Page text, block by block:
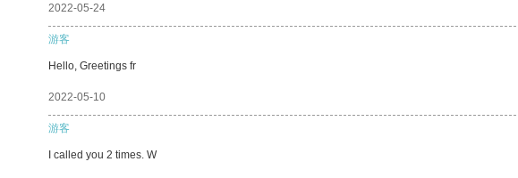
2022-05-24
游客
Hello, Greetings fr
2022-05-10
游客
I called you 2 times. W